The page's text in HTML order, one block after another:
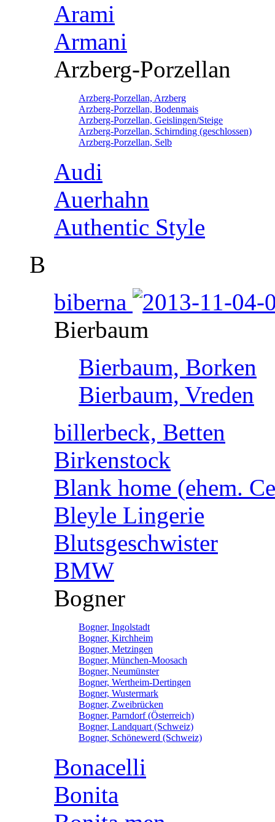
Arami
Armani
Arzberg-Porzellan
Arzberg-Porzellan, Arzberg
Arzberg-Porzellan, Bodenmais
Arzberg-Porzellan, Geislingen/Steige
Arzberg-Porzellan, Schirnding (geschlossen)
Arzberg-Porzellan, Selb
Audi
Auerhahn
Authentic Style
B
biberna
Bierbaum
Bierbaum, Borken
Bierbaum, Vreden
billerbeck, Betten
Birkenstock
Blank home (ehem.
Bleyle Lingerie
Blutsgeschwister
BMW
Bogner
Bogner, Ingolstadt
Bogner, Kirchheim
Bogner, Metzingen
Bogner, München-Moosach
Bogner, Neumünster
Bogner, Wertheim-Dertingen
Bogner, Wustermark
Bogner, Zweibrücken
Bogner, Parndorf (Österreich)
Bogner, Landquart (Schweiz)
Bogner, Schönewerd (Schweiz)
Bonacelli
Bonita